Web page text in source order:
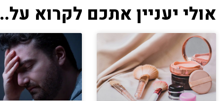
אולי יעניין אתכם לקרוא